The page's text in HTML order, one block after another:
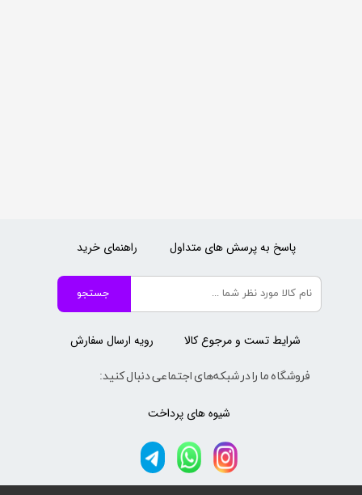
جستجو
فروشگاه ما را در شبکه‌های اجتماعی دنبال کنید:
رویه ارسال سفارش
راهنمای خرید
شیوه های پرداخت
پاسخ به پرسش های متداول
شرایط تست و مرجوع کالا